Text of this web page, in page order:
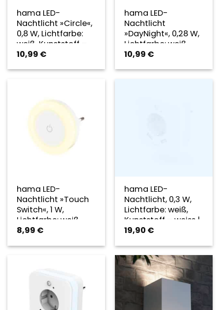
hama LED-
Nachtlicht »Circle«,
0,8 W, Lichtfarbe:
weiß, Kunststoff –
weiss | rot | blau
10,99 €
hama LED-
Nachtlicht
»DayNight«, 0,28 W,
Lichtfarbe: weiß,
Kunststoff – weiss |
10,99 €
hama LED-
Nachtlicht »Touch
Switch«, 1 W,
Lichtfarbe: weiß,
Kunststoff – weiss |
8,99 €
hama LED-
Nachtlicht, 0,3 W,
Lichtfarbe: weiß,
Kunststoff – weiss |
rot | blau
19,90 €